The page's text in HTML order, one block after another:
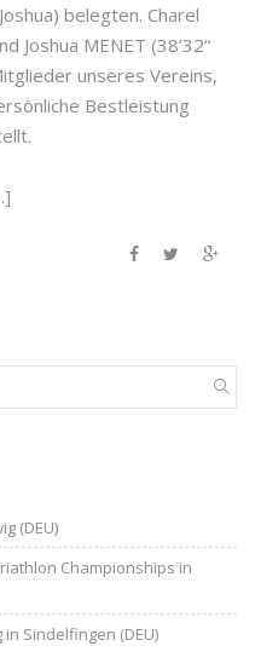
belegten. Charel
Joshua MENET (38’32“
unseres Vereins,
Bestleistung
(DEU)
Championships in
in Sindelfingen (DEU)